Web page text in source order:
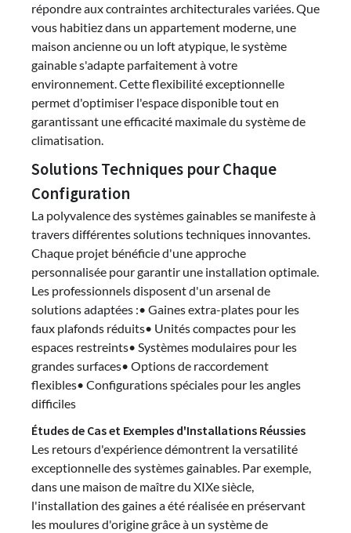
répondre aux contraintes architecturales variées. Que
vous habitiez dans un appartement moderne, une
maison ancienne ou un loft atypique, le système
gainable s'adapte parfaitement à votre
environnement. Cette flexibilité exceptionnelle
permet d'optimiser l'espace disponible tout en
garantissant une efficacité maximale du système de
climatisation.
Solutions Techniques pour Chaque
Configuration
La polyvalence des systèmes gainables se manifeste à
travers différentes solutions techniques innovantes.
Chaque projet bénéficie d'une approche
personnalisée pour garantir une installation optimale.
Les professionnels disposent d'un arsenal de
solutions adaptées :• Gaines extra-plates pour les
faux plafonds réduits• Unités compactes pour les
espaces restreints• Systèmes modulaires pour les
grandes surfaces• Options de raccordement
flexibles• Configurations spéciales pour les angles
difficiles
Études de Cas et Exemples d'Installations Réussies
Les retours d'expérience démontrent la versatilité
exceptionnelle des systèmes gainables. Par exemple,
dans une maison de maître du XIXe siècle,
l'installation des gaines a été réalisée en préservant
les moulures d'origine grâce à un système de